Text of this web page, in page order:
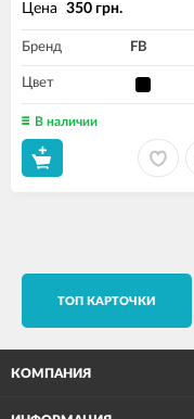
Цена 350 грн.
Бренд FB
Цвет
В наличии
TОП КАРТОЧКИ
КОМПАНИЯ